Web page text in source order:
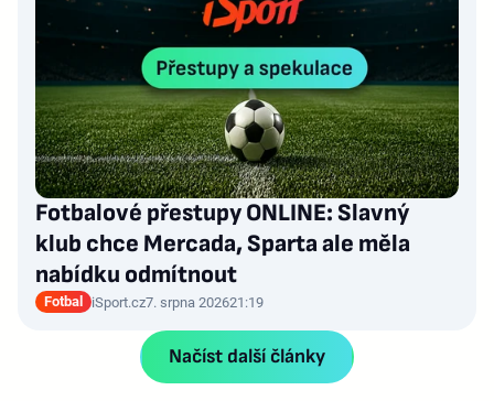
Fotbalové přestupy ONLINE: Slavný
klub chce Mercada, Sparta ale měla
nabídku odmítnout
Fotbal iSport.cz7. srpna 202621:19
Načíst další články